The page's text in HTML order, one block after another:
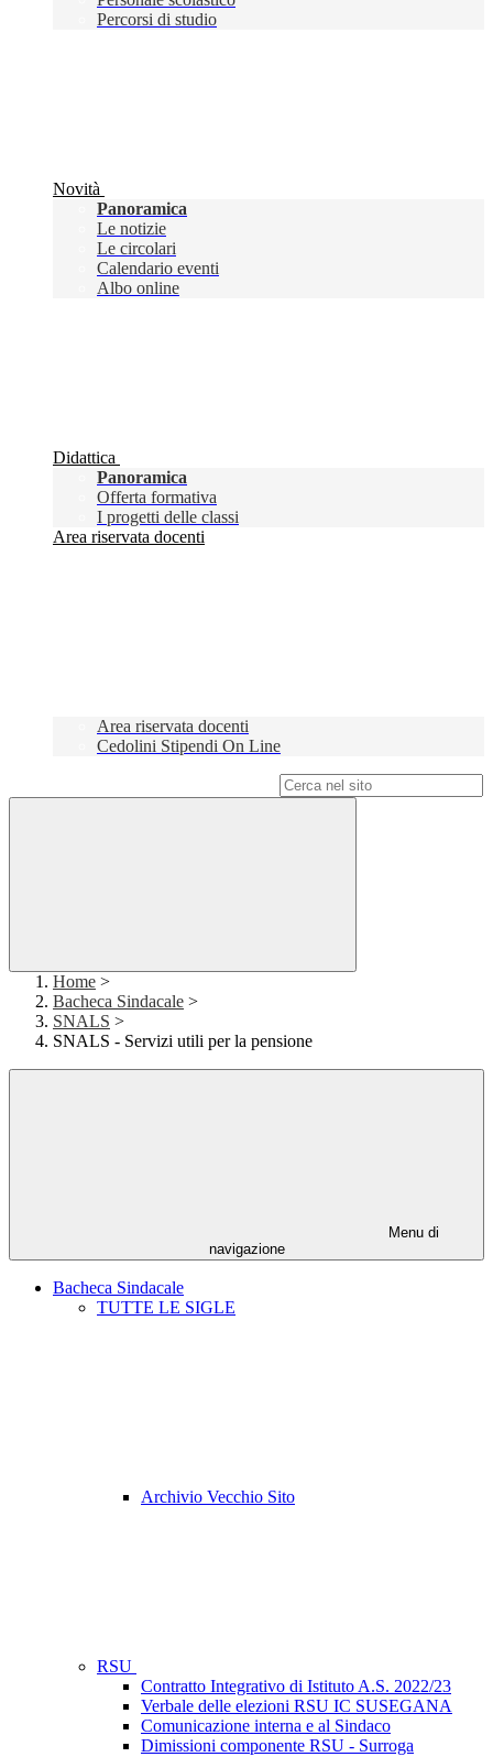
Percorsi di studio
Novità
Panoramica
Le notizie
Le circolari
Calendario eventi
Albo online
Didattica
Panoramica
Offerta formativa
I progetti delle classi
Area riservata docenti
Area riservata docenti
Cedolini Stipendi On Line
Home >
Bacheca Sindacale >
SNALS >
SNALS - Servizi utili per la pensione
Menu di
navigazione
Bacheca Sindacale
TUTTE LE SIGLE
Archivio Vecchio Sito
RSU
Contratto Integrativo di Istituto A.S. 2022/23
Verbale delle elezioni RSU IC SUSEGANA
Comunicazione interna e al Sindaco
Dimissioni componente RSU - Surroga